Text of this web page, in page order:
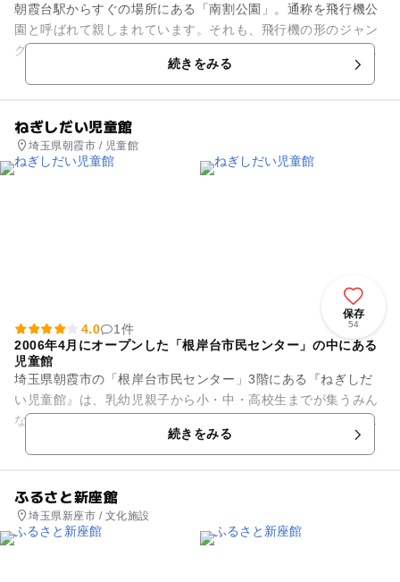
朝霞台駅からすぐの場所にある「南割公園」。通称を飛行機公
園と呼ばれて親しまれています。それも、飛行機の形のジャン
グルジムがあるからです。ジャングルジムの中には操縦席もち
ゃんとついていて、子供心を...続きをみる
ねぎしだい児童館
埼玉県朝霞市 / 児童館
保存
54
4.0
1件
2006年4月にオープンした「根岸台市民センター」の中にある
児童館
埼玉県朝霞市の「根岸台市民センター」3階にある『ねぎしだ
い児童館』は、乳幼児親子から小・中・高校生までが集うみん
なの遊び場です。館内には乳幼児専用ルーム「ちびっこルー
ム」があり、その中に授乳コー...
続きをみる
ふるさと新座館
埼玉県新座市 / 文化施設